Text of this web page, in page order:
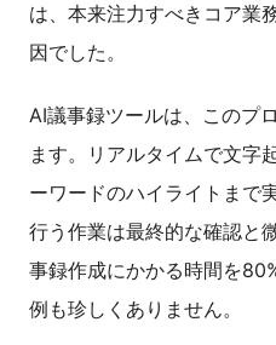
は、本来注力すべきコア業
因でした。
AI議事録ツールは、このプ
ます。リアルタイムで文字
ーワードのハイライトまで
行う作業は最終的な確認と
事録作成にかかる時間を
例も珍しくありません。